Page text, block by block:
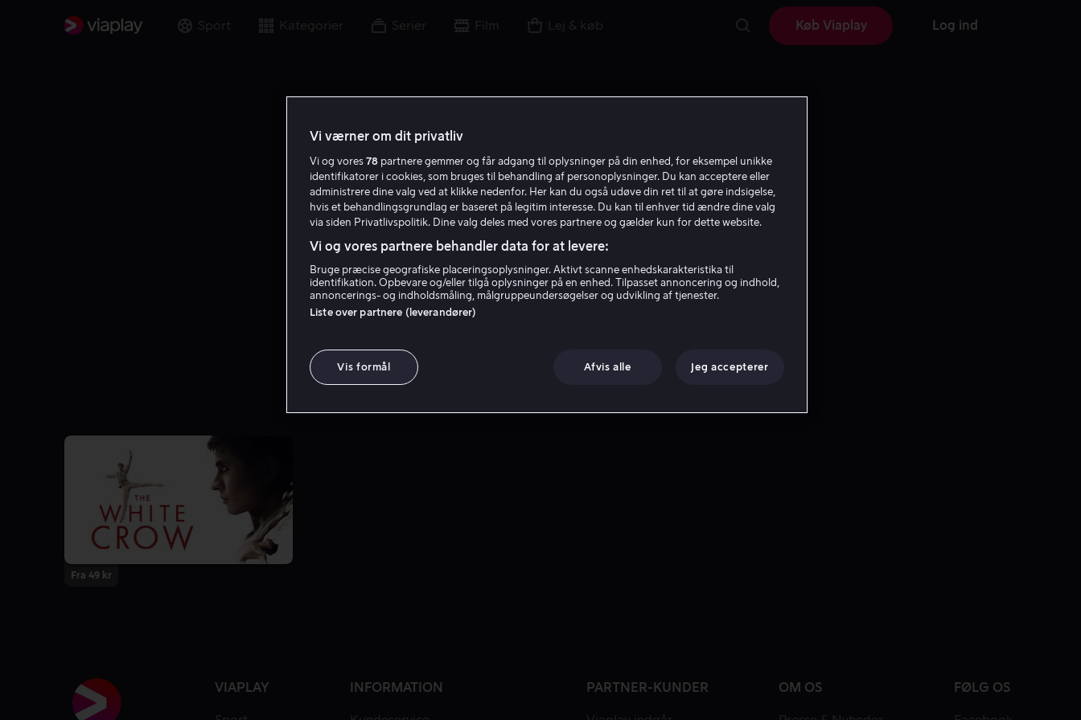
Sport Kategorier Serier Film Lej & køb Køb Viaplay Log ind
Oleg Ivenko
Fra 49 kr
VIAPLAY INFORMATION PARTNER-KUNDER OM OS FØLG OS
Vi værner om dit privatliv
Vi og vores 78 partnere gemmer og får adgang til oplysninger på din enhed, for eksempel unikke
identifikatorer i cookies, som bruges til behandling af personoplysninger. Du kan acceptere eller
administrere dine valg ved at klikke nedenfor. Her kan du også udøve din ret til at gøre indsigelse,
hvis et behandlingsgrundlag er baseret på legitim interesse. Du kan til enhver tid ændre dine valg
via siden Privatlivspolitik. Dine valg deles med vores partnere og gælder kun for dette website.
Vi og vores partnere behandler data for at levere:
Bruge præcise geografiske placeringsoplysninger. Aktivt scanne enhedskarakteristika til
identifikation. Opbevare og/eller tilgå oplysninger på en enhed. Tilpasset annoncering og indhold,
annoncerings- og indholdsmåling, målgruppeundersøgelser og udvikling af tjenester.
Liste over partnere (leverandører)
Vis formål Afvis alle Jeg accepterer